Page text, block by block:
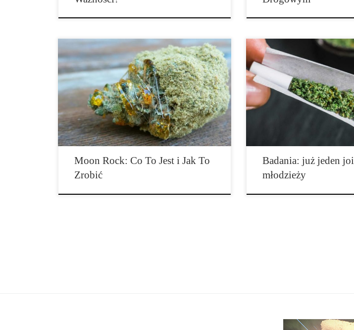
Moon Rock to najnowszy, cannabisowy trend.
Wyobraź sobie najsmaczniejszy i najmocniejszy kwiat
marihuany, jaki kiedykolwiek paliłeś. Moon Rock jest
właśnie takim czymś, ale o 10 razy silniejsze. Ten
artykuł ma na celu wyjaśnienie, czym jest Moon Rocks
i w jaki sposób możesz zrobić swoje własne. Jeśli
szukasz najdroższego okrucha zioła, […]
Moon Rock: Co To Jest i Jak To
Zrobić
Badania międzynarodowej grupy
zostały opublikowane w Journal of
teraz o rozgłos, bazuje na analizie
młodych ludzi, którzy, jak sami
już 1-2 razy cannabis. Grupa
powiększenie szarej substancji w
do grupy kontrolnej. Czego
Badania: już jeden
młodzieży